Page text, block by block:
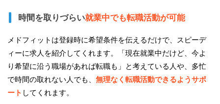
時間を取りづらい就業中でも転職活動が可能
メドフィットは登録時に希望条件を伝えるだけで、スピーデ
ィーに求人を紹介してくれます。「現在就業中だけど、今よ
り希望に沿う職場があれば転職も」と考えている人や、多忙
で時間の取れない人でも、 無理なく転職活動できるようサポ
ート してくれます。